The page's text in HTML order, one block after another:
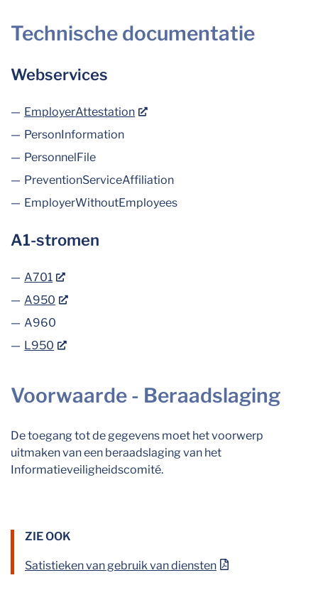
Technische documentatie
Webservices
EmployerAttestation
PersonInformation
PersonnelFile
PreventionServiceAffiliation
EmployerWithoutEmployees
A1-stromen
A701
A950
A960
L950
Voorwaarde - Beraadslaging
De toegang tot de gegevens moet het voorwerp
uitmaken van een beraadslaging van het
Informatieveiligheidscomité.
ZIE OOK
Satistieken van gebruik van diensten